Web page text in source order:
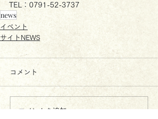
TEL：0791-52-3737
news
イベント
サイトNEWS
コメント
コメントを追加…